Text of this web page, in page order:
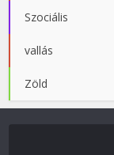
Szociális
vallás
Zöld